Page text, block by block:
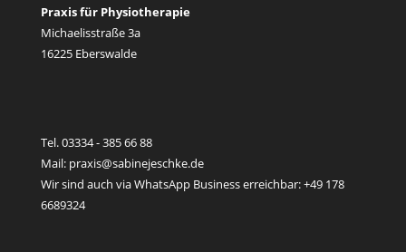
Praxis für Physiotherapie
Michaelisstraße 3a
16225 Eberswalde
Tel. 03334 - 385 66 88
Mail: praxis@sabinejeschke.de
Wir sind auch via WhatsApp Business erreichbar: +49 178
6689324